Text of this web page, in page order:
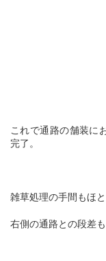
これで通路の舗装に
完了。
雑草処理の手間もほ
右側の通路との段差